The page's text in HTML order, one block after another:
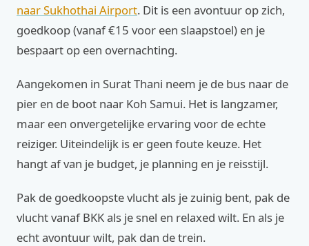
naar Sukhothai Airport. Dit is een avontuur op zich,
goedkoop (vanaf €15 voor een slaapstoel) en je
bespaart op een overnachting.
Aangekomen in Surat Thani neem je de bus naar de
pier en de boot naar Koh Samui. Het is langzamer,
maar een onvergetelijke ervaring voor de echte
reiziger. Uiteindelijk is er geen foute keuze. Het
hangt af van je budget, je planning en je reisstijl.
Pak de goedkoopste vlucht als je zuinig bent, pak de
vlucht vanaf BKK als je snel en relaxed wilt. En als je
echt avontuur wilt, pak dan de trein.